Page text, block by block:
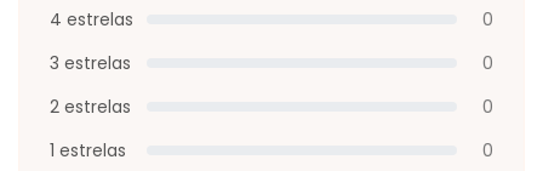
4 estrelas
0
3 estrelas
0
2 estrelas
0
1 estrelas
0